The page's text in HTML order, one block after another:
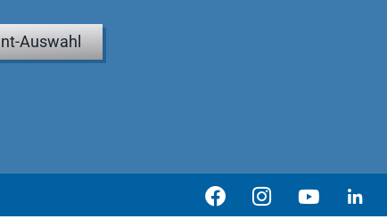
Auswahl